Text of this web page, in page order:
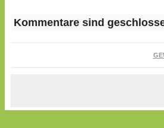
Kommentare sind